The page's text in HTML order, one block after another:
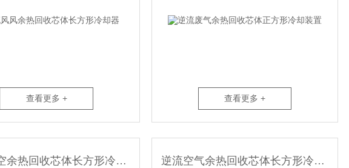
查看更多 + 查看更多 +
逆流空空余热回收芯体长方形冷却装置 逆流空气余热回收芯体长方形冷却器